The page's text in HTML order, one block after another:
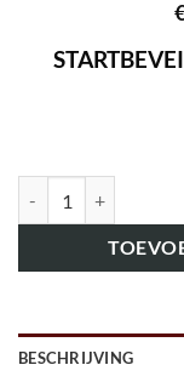
BESCHRIJVING